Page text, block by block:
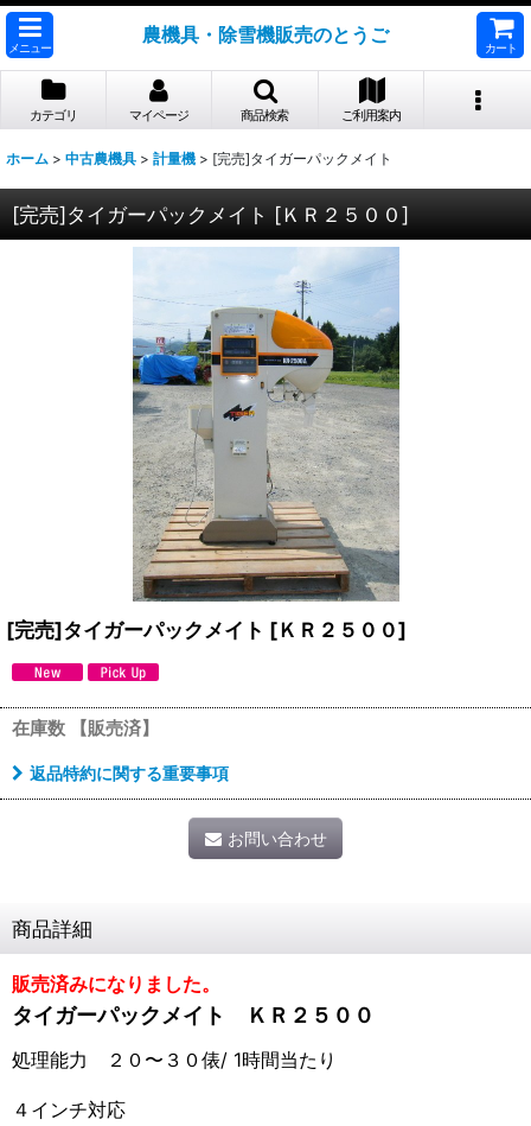
メニュー
農機具・除雪機販売のとうご
カート
カテゴリ マイページ 商品検索 ご利用案内
ホーム > 中古農機具 > 計量機 > [完売]タイガーパックメイト
[完売]タイガーパックメイト [ＫＲ２５００]
[完売]タイガーパックメイト [ＫＲ２５００]
在庫数 【販売済】
返品特約に関する重要事項
お問い合わせ
商品詳細
販売済みになりました。
タイガーパックメイト ＫＲ２５００
処理能力 ２０〜３０俵/ 1時間当たり
４インチ対応